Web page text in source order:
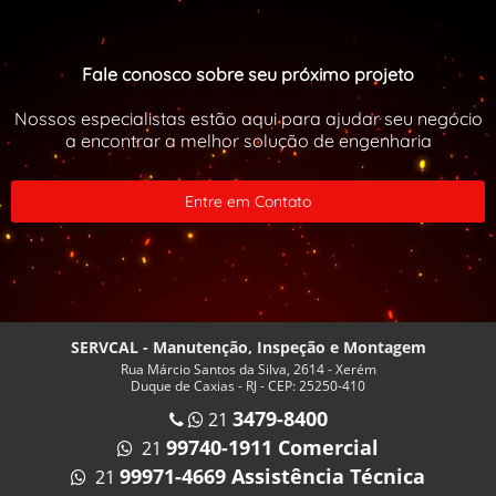
INSPEÇÃO EXTERNA VASOS DE PRESSÃO
INSPEÇÃO VASOS DE PRESSÃO PREÇO
INSPEÇÃO VASOS DE PRESSÃO RIO DE JANEIRO
INSPEÇÃO VASOS DE PRESSÃO VALOR
ISOLAMENTO TERMICO CALDEIRA
ISOLAMENTO TERMICO PARA CALDEIRAS RJ
MANUTENÇÃO CALDEIRA A GÁS
MANUTENÇÃO CALDEIRA A LENHA
MANUTENÇÃO CALDEIRA RJ
MANUTENÇÃO CALDEIRAS E AQUECEDORES
MANUTENÇÃO DE CALDEIRAS A VAPOR
MANUTENÇÃO DE CALDEIRAS NO RIO DE JANEIRO
Fale conosco sobre seu próximo projeto
Nossos especialistas estão aqui para ajudar seu negócio
a encontrar a melhor solução de engenharia
Entre em Contato
SERVCAL - Manutenção, Inspeção e Montagem
Rua Márcio Santos da Silva, 2614 - Xerém
Duque de Caxias - RJ - CEP: 25250-410
21 3479-8400
21 99740-1911 Comercial
21 99971-4669 Assistência Técnica